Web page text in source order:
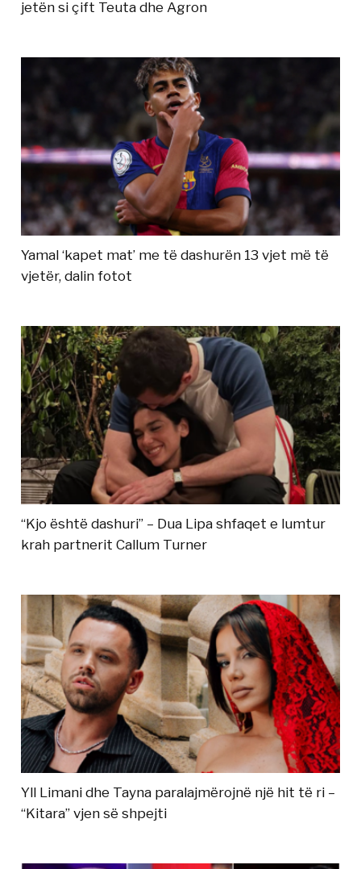
jetën si çift Teuta dhe Agron
Yamal ‘kapet mat’ me të dashurën 13 vjet më të
vjetër, dalin fotot
“Kjo është dashuri” – Dua Lipa shfaqet e lumtur
krah partnerit Callum Turner
Yll Limani dhe Tayna paralajmërojnë një hit të ri –
“Kitara” vjen së shpejti